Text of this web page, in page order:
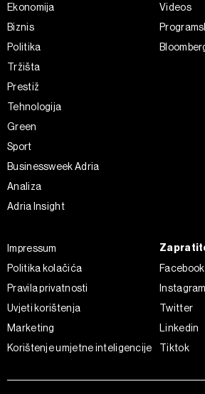
Ekonomija
Biznis
Politika
Tržišta
Prestiž
Tehnologija
Green
Sport
Businessweek Adria
Analiza
Adria Insight
Videos
Impressum
Politika kolačića
Pravila privatnosti
Uvjeti korištenja
Marketing
Korištenje umjetne inteligencije
Facebook
Instagram
Twitter
Linkedin
Tiktok